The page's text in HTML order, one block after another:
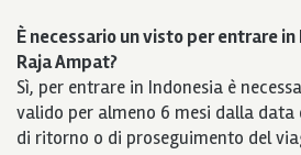
È necessario un visto per entrare
Raja Ampat?
Sì, per entrare in Indonesia è
valido per almeno 6 mesi dalla
di ritorno o di proseguimento del